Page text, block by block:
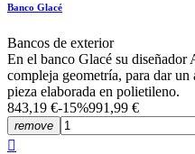
Banco Glacé
Bancos de exterior
En el banco Glacé su diseñador
compleja geometría, para dar un
pieza elaborada en polietileno.
843,19 €-15%991,99 €
remove
